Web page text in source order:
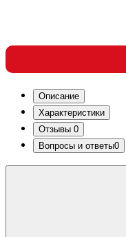
Описание
Характеристики
Отзывы 0
Вопросы и ответы0